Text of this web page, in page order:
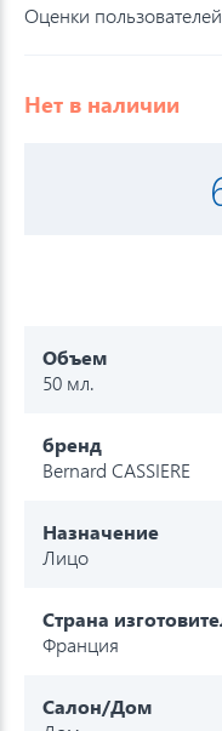
Оценки пользователей
Нет в наличии
Объем
50 мл.
бренд
Bernard CASSIERE
Назначение
Лицо
Страна
Франция
Салон/Дом